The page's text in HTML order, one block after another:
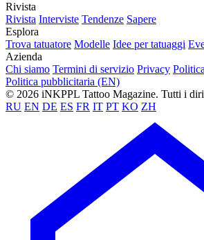
Rivista
Rivista Interviste Tendenze Sapere
Esplora
Trova tatuatore Modelle Idee per tatuaggi
Azienda
Chi siamo Termini di servizio Privacy
Politica pubblicitaria (EN)
© 2026 iNKPPL Tattoo Magazine. Tutti i
RU EN DE ES FR IT PT KO ZH